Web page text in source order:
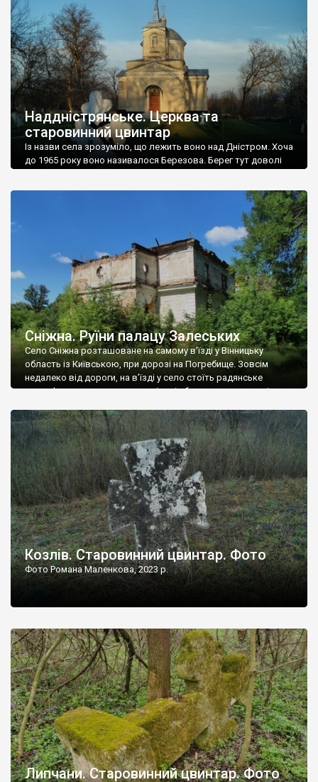
мовою. За всіма традиційними ознаками – цвинтар
український. Хрести датуються 19 століттям. У 1924-1940
роках Болган […]
Наддністрянське. Церква та
старовинний цвинтар
Із назви села зрозуміло, що лежить воно над Дністром. Хоча
до 1965 року воно називалося Березова. Берег тут доволі
Наддністрянське відрізняється від більшості навколишніх
сіл. У селі є мурована Михайлівська церква. Точної дати […]
Сніжна. Руїни палацу Залеських
Село Сніжна розташоване на самому в’їзді у Вінницьку
область із Київською, при дорозі на Погребище. Зовсім
недалеко від дороги, на в’їзді у село стоїть радянське
рельєфне пано, яке показує жінку і яблуню, а трохи далі, десь
не видно, але видно дві стареньких колії у траві – […]
Козлів. Старовинний цвинтар. Фото
Фото Романа Маленкова, 2023 р.
Липчани. Старовинний цвинтар. Фото